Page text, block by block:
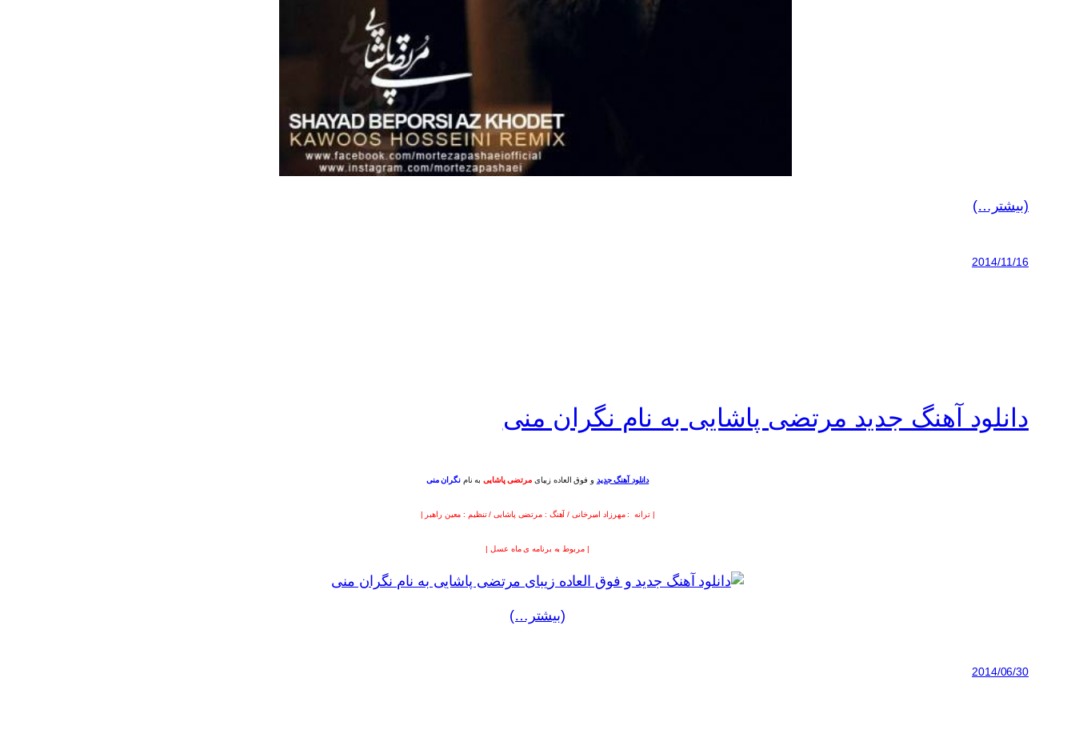
(بیشتر…)
2014/11/16
دانلود آهنگ جدید مرتضی پاشایی به نام نگران منی
دانلود آهنگ جدید و فوق العاده زیبای مرتضی پاشاییبه نام نگران منی
| ترانه : مهرزاد امیرخانی / آهنگ : مرتضی پاشایی / تنظیم : معین راهبر |
| مربوط به برنامه ی ماه عسل |
(بیشتر…)
2014/06/30